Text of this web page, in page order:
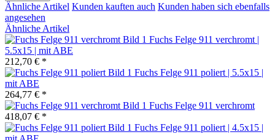
Ähnliche Artikel Kunden kauften auch Kunden haben sich ebenfalls
angesehen
Ähnliche Artikel
Fuchs Felge 911 verchromt |
5.5x15 | mit ABE
212,70 € *
Fuchs Felge 911 poliert | 5.5x15 |
mit ABE
264,77 € *
Fuchs Felge 911 verchromt
418,07 € *
Fuchs Felge 911 poliert | 4.5x15 |